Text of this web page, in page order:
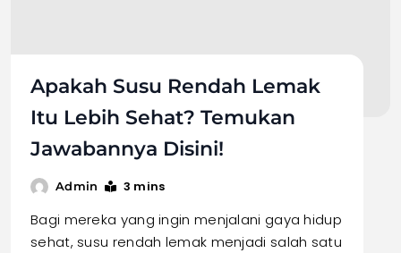
Apakah Susu Rendah Lemak
Itu Lebih Sehat? Temukan
Jawabannya Disini!
Admin 3 mins
Bagi mereka yang ingin menjalani gaya hidup
sehat, susu rendah lemak menjadi salah satu